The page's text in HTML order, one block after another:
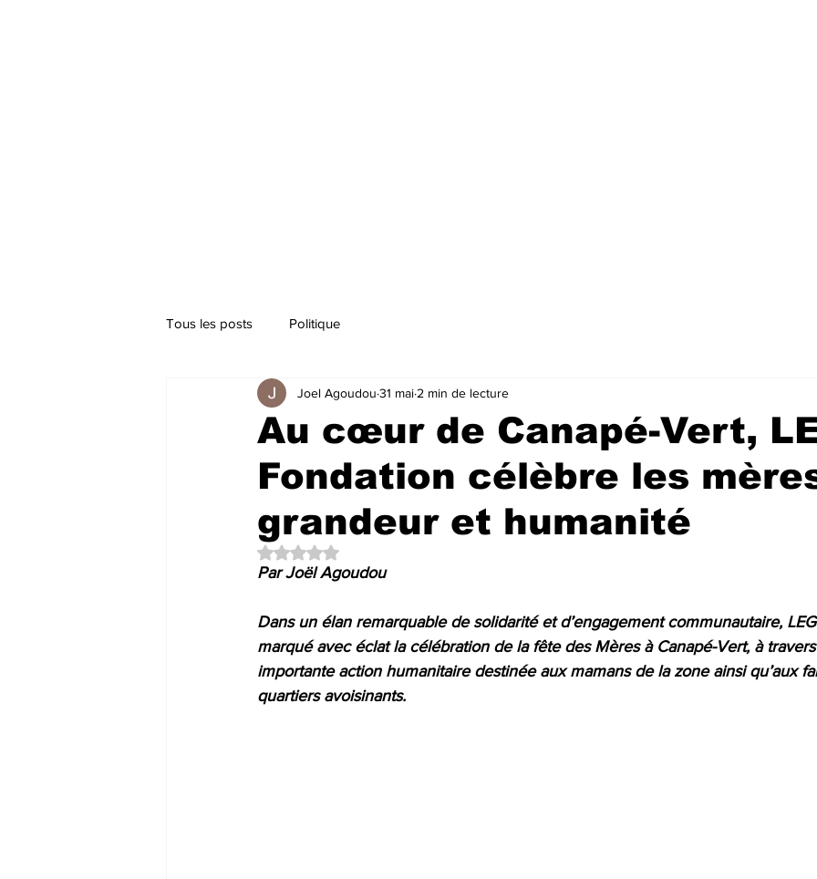
Tous les posts Politique
Au cœur de Canapé-Vert,
Fondation célèbre les
grandeur et humanité
Joel Agoudou 31 mai 2 min de lecture
Noté NaN étoiles sur 5.
Par Joël Agoudou
Dans un élan remarquable de solidarité et d’engagement communautaire,
marqué avec éclat la célébration de la fête des Mères à Canapé-Vert, à
importante action humanitaire destinée aux mamans de la zone ainsi qu’aux
quartiers avoisinants.